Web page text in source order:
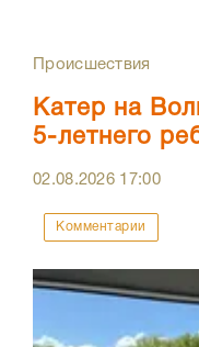
Происшествия
Катер на
5-летнего
02.08.2026 17:00
Комментарии